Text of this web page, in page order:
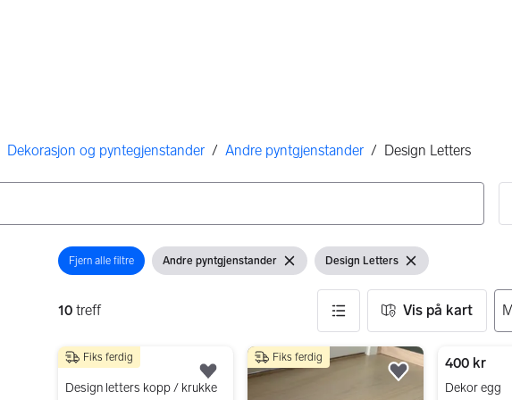
Dekorasjon og pyntegjenstander / Andre pyntgjenstander / Design Letters
Åpne filter
Fjern alle filtre Vis filter
Andre pyntgjenstander Fjern filterVis filter
Design Letters Fjern filter
10treff Vis på kart
10 resultater
150 kr
Design letters kopp / krukke
Fiks ferdig
Legg til som favoritt.
Fiks ferdig
Legg til som
400 kr
Dekor egg